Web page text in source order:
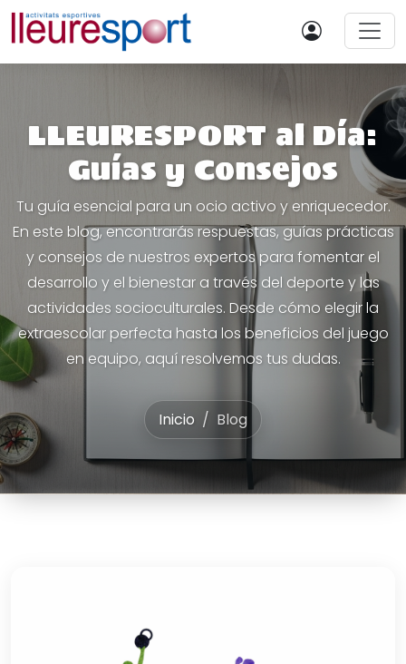
LLEURESPORT al Día:
Guías y Consejos
Tu guía esencial para un ocio activo y enriquecedor.
En este blog, encontrarás respuestas, guías prácticas
y consejos de nuestros expertos para fomentar el
desarrollo y el bienestar a través del deporte y las
actividades socioculturales. Desde cómo elegir la
extraescolar perfecta hasta los beneficios del juego
en equipo, aquí resolvemos tus dudas.
Inicio Blog